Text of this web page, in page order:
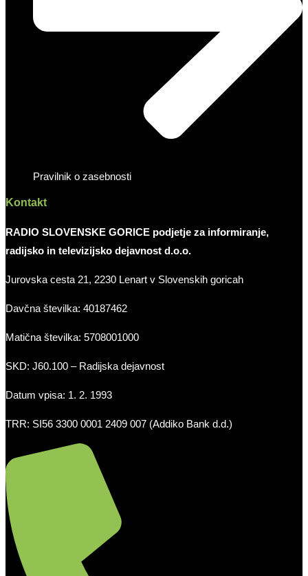
Pravilnik o zasebnosti
Kontakt
RADIO SLOVENSKE GORICE podjetje za informiranje,
radijsko in televizijsko dejavnost d.o.o.
Jurovska cesta 21, 2230 Lenart v Slovenskih goricah
Davčna številka: 40187462
Matična številka: 5708001000
SKD: J60.100 – Radijska dejavnost
Datum vpisa: 1. 2. 1993
TRR: SI56 3300 0001 2409 007 (Addiko Bank d.d.)